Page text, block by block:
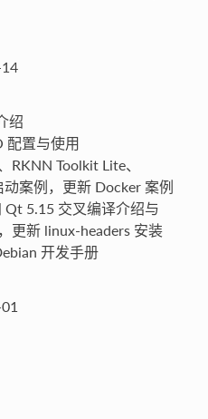
绍
配置与使用
RKNN Toolkit Lite、
案例，更新 Docker 案例
5.15 交叉编译介绍与
更新 linux-headers 安装
开发手册